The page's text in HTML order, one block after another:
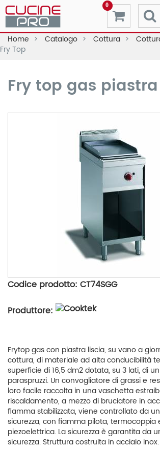
0
Home Catalogo Cottura
Fry Top
Fry top gas
Codice prodotto: CT74SGG
Produttore:
Frytop gas con piastra liscia, su vano a
cottura, di materiale ad alta conducibilità
superficie di 16,5 dm2 dotata, su 3 lati, di
paraspruzzi. Un convogliatore di grassi e
loro facile raccolta in una vaschetta
riscaldamento, a mezzo di bruciatore in
fiamma stabilizzata, viene controllato da
sicurezza, con fiamma pilota, termocoppia
piezoelettrica. La sicurezza è garantita da
sicurezza. Struttura costruita in acciaio inox.